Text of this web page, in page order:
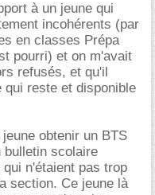
à un jeune qui
incohérents (par
en classes Prépa
pourri) et on m'avait
refusés, et qu'il
reste et disponible
obtenir un BTS
scolaire
n'étaient pas trop
section. Ce jeune là